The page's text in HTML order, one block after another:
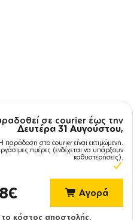
σε courier έως την
Δευτέρα 31 Αυγούστου,
Η παράδοση στο courier είναι εκτιμώμενη.
ημέρες (ενδέχεται να υπάρξουν
καθυστερήσεις).
Αγορά
το κόστος αποστολής.